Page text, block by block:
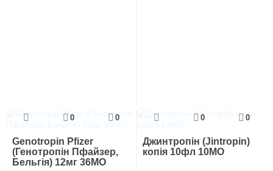
0 0
Genotropin Pfizer
(Генотропін Пфайзер,
Бельгія) 12мг 36МО
0 0
Джинтропін (Jintropin)
копія 10фл 10МО